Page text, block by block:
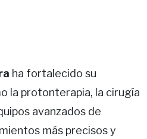
ha fortalecido su
la protonterapia, la cirugía
avanzados de
más precisos y